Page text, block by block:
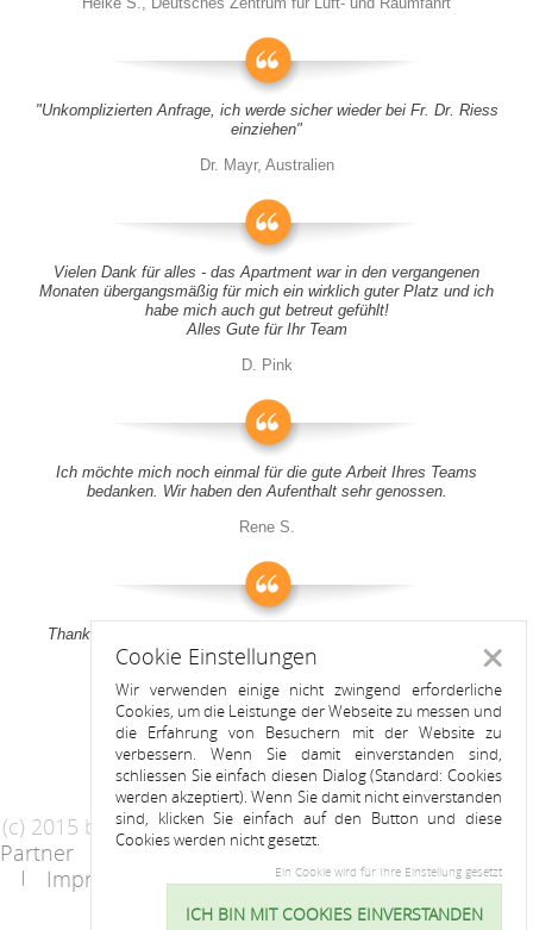
"Unkomplizierten Anfrage, ich werde sicher wieder bei Fr. Dr. Riess
einziehen"
Dr. Mayr, Australien
Vielen Dank für alles - das Apartment war in den vergangenen
Monaten übergangsmäßig für mich ein wirklich guter Platz und ich
habe mich auch gut betreut gefühlt!
Alles Gute für Ihr Team
D. Pink
Ich möchte mich noch einmal für die gute Arbeit Ihres Teams
bedanken. Wir haben den Aufenthalt sehr genossen.
Rene S.
Thank you all for your support! It was a pleasure to stay at your
apartment
Anitah S.
(c) 2015 by Riess Apartments
Partner
AGB
Datenschutzerklärung
Impressum
Kontakt
Cookie
Cookie Einstellungen
Wir verwenden einige nicht zwingend erforderliche
Cookies, um die Leistunge der Webseite zu messen und
die Erfahrung von Besuchern mit der Website zu
verbessern. Wenn Sie damit einverstanden sind,
schliessen Sie einfach diesen Dialog (Standard: Cookies
werden akzeptiert). Wenn Sie damit nicht einverstanden
sind, klicken Sie einfach auf den Button und diese
Cookies werden nicht gesetzt.
Ein Cookie wird für Ihre Einstellung gesetzt
ICH BIN MIT COOKIES EINVERSTANDEN